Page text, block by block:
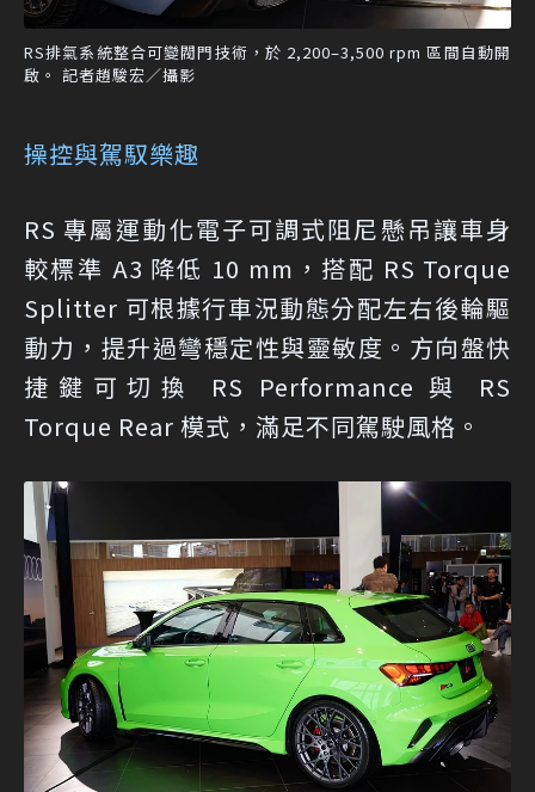
RS排氣系統整合可變閥門技術，於 2,200–3,500 rpm 區間自動開
啟。 記者趙駿宏／攝影
操控與駕馭樂趣
RS 專屬運動化電子可調式阻尼懸吊讓車身
較標準 A3 降低 10 mm，搭配 RS Torque
Splitter 可根據行車況動態分配左右後輪驅
動力，提升過彎穩定性與靈敏度。方向盤快
捷鍵可切換 RS Performance 與 RS
Torque Rear 模式，滿足不同駕駛風格。